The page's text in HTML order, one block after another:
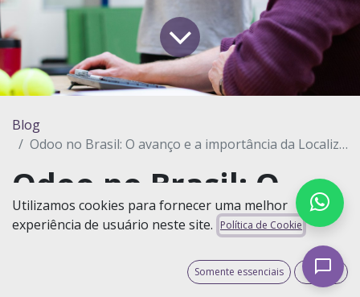
Blog
Odoo no Brasil: O avanço e a importância da Localização Brasileira mantida pela OCA
Odoo no Brasil: O
avanço e a
importância da
Localização
Utilizamos cookies para fornecer uma melhor
experiência de usuário neste site.
Política de Cookie
Somente essenciais Aceito